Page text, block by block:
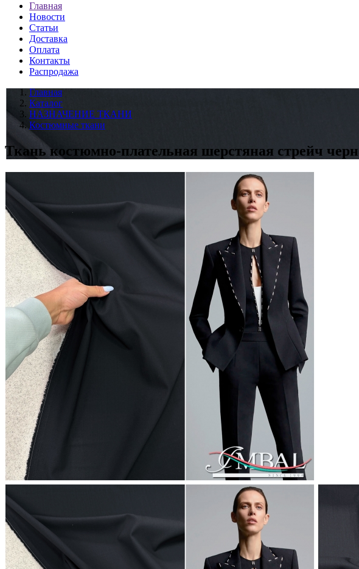
Главная
Новости
Статьи
Доставка
Оплата
Контакты
Распродажа
Главная
Каталог
НАЗНАЧЕНИЕ ТКАНИ
Костюмные ткани
Ткань костюмно-плательная шерстяная стрейч